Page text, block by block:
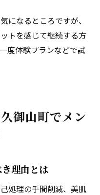
になるところですが、
トを感じて継続する方
度体験プランなどで試
御山町でメン
理由とは
処理の手間削減、美肌